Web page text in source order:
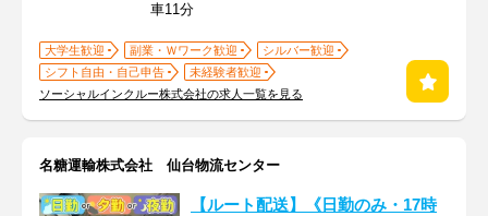
車11分
大学生歓迎 副業・Ｗワーク歓迎
シルバー歓迎
シフト自由・自己申告
未経験者歓迎
ソーシャルインクルー株式会社の求人一覧を見る
名糖運輸株式会社 仙台物流センター
【ルート配送】《日勤のみ・17時